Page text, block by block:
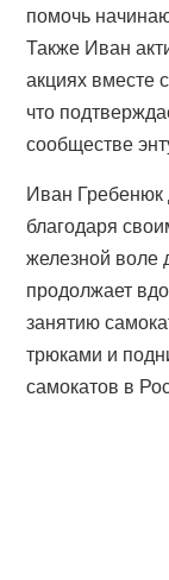
помочь
Также Иван
акциях вместе
что
сообществе
Иван Гребенюк
благодаря
железной воле
продолжает
занятию
трюками и
самокатов в